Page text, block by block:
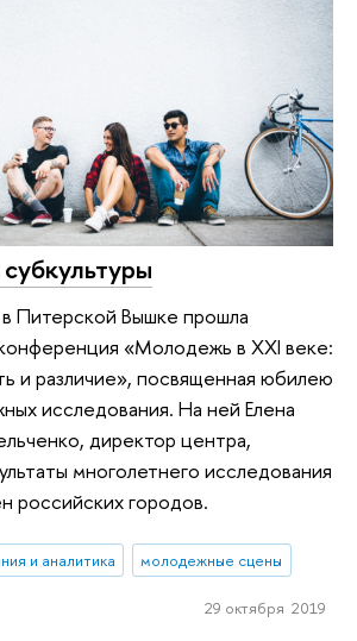
Питерской Вышке прошла
«Молодежь в XXI веке:
и различие», посвященная юбилею
исследования. На ней Елена
директор центра,
многолетнего исследования
российских городов.
и аналитика молодежные сцены
29 октября 2019